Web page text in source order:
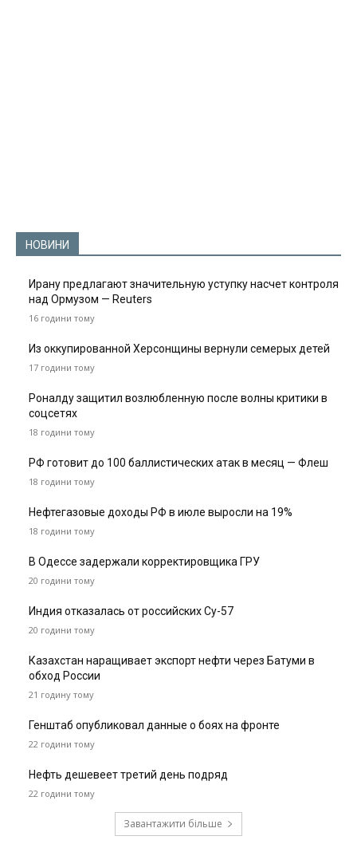
НОВИНИ
Ирану предлагают значительную уступку насчет контроля
над Ормузом — Reuters
16 години тому
Из оккупированной Херсонщины вернули семерых детей
17 години тому
Роналду защитил возлюбленную после волны критики в
соцсетях
18 години тому
РФ готовит до 100 баллистических атак в месяц — Флеш
18 години тому
Нефтегазовые доходы РФ в июле выросли на 19%
18 години тому
В Одессе задержали корректировщика ГРУ
20 години тому
Индия отказалась от российских Су-57
20 години тому
Казахстан наращивает экспорт нефти через Батуми в
обход России
21 годину тому
Генштаб опубликовал данные о боях на фронте
22 години тому
Нефть дешевеет третий день подряд
22 години тому
Завантажити більше